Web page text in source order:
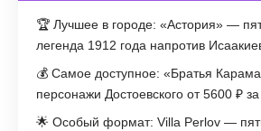
🏆 Лучшее в городе: «Астория» —
легенда 1912 года напротив
💰 Самое доступное: «Братья
персонажи Достоевского от 5600 ₽
🌟 Особый формат: Villa Perlov —